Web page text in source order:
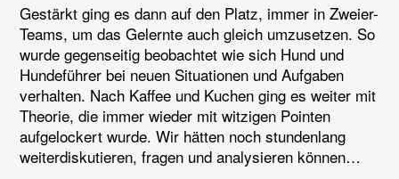
Gestärkt ging es dann auf den Platz, immer in Zweier-
Teams, um das Gelernte auch gleich umzusetzen. So
wurde gegenseitig beobachtet wie sich Hund und
Hundeführer bei neuen Situationen und Aufgaben
verhalten. Nach Kaffee und Kuchen ging es weiter mit
Theorie, die immer wieder mit witzigen Pointen
aufgelockert wurde. Wir hätten noch stundenlang
weiterdiskutieren, fragen und analysieren können…